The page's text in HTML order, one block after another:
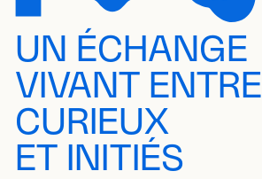
UN ÉCHANGE
VIVANT ENTRE
CURIEUX
ET INITIÉS